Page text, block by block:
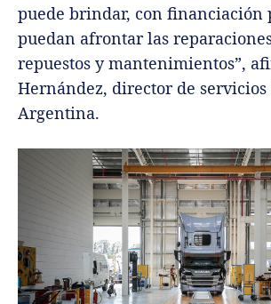
puede brindar, con financiación
puedan afrontar las
repuestos y mantenimientos”,
Hernández, director de servicios
Argentina.